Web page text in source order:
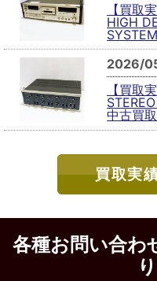
【買取
HIGH
2026/
【買取
中古買
買取実
各種お問い合わ